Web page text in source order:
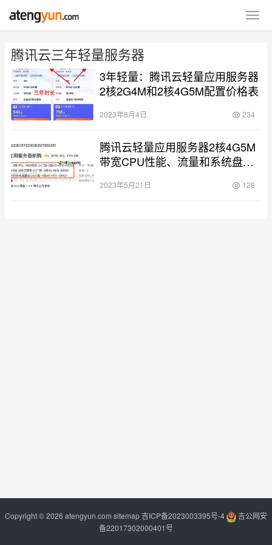
腾讯云三年轻量服务器
3年轻量：腾讯云轻量应用服务器
2核2G4M和2核4G5M配置价格表
2023年8月4日 234
腾讯云轻量应用服务器2核4G5M
带宽CPU性能、流量和系统盘测
2023年5月21日 128
Copyright © 2026 atengyun.com sitemap吉ICP备2023003395号-4
吉公网安
备22017302000401号